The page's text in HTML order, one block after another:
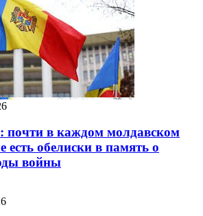
почти в каждом молдавском
есть обелиски в память о
войны